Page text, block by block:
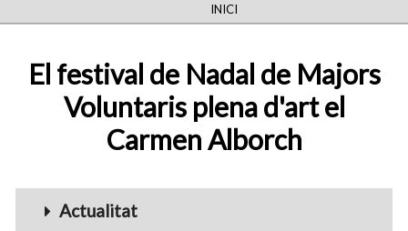
FIL
INICI
El festival de Nadal de Majors
Voluntaris plena d'art el
Carmen Alborch
Menu_Videos
Actualitat